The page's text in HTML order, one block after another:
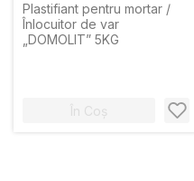
Plastifiant pentru mortar /
Înlocuitor de var
„DOMOLIT” 5KG
În Coș